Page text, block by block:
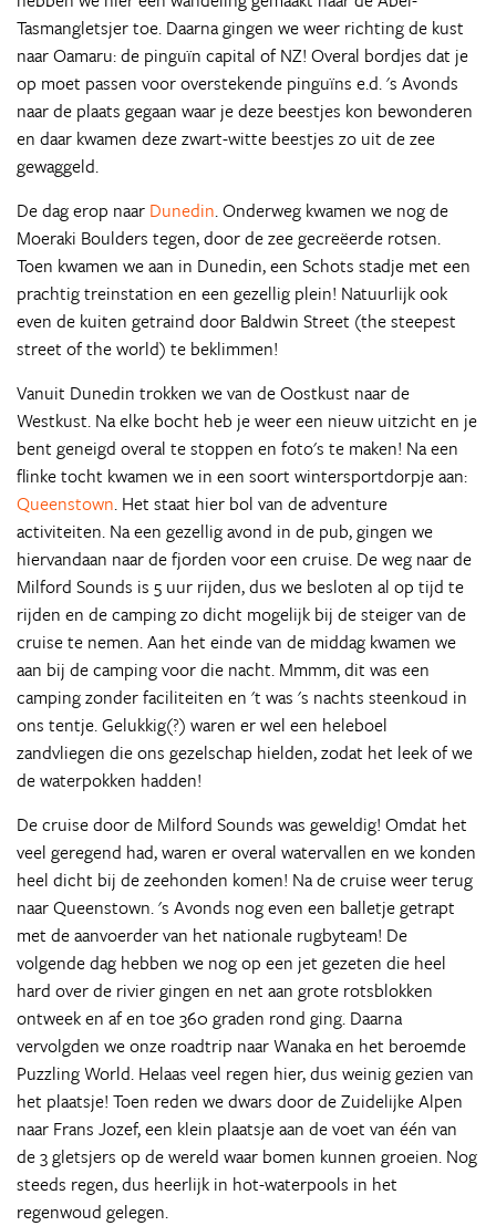
Tasmangletsjer toe. Daarna gingen we weer richting de kust
naar Oamaru: de pinguïn capital of NZ! Overal bordjes dat je
op moet passen voor overstekende pinguïns e.d. 's Avonds
naar de plaats gegaan waar je deze beestjes kon bewonderen
en daar kwamen deze zwart-witte beestjes zo uit de zee
gewaggeld.
De dag erop naar Dunedin. Onderweg kwamen we nog de
Moeraki Boulders tegen, door de zee gecreëerde rotsen.
Toen kwamen we aan in Dunedin, een Schots stadje met een
prachtig treinstation en een gezellig plein! Natuurlijk ook
even de kuiten getraind door Baldwin Street (the steepest
street of the world) te beklimmen!
Vanuit Dunedin trokken we van de Oostkust naar de
Westkust. Na elke bocht heb je weer een nieuw uitzicht en je
bent geneigd overal te stoppen en foto's te maken! Na een
flinke tocht kwamen we in een soort wintersportdorpje aan:
Queenstown. Het staat hier bol van de adventure
activiteiten. Na een gezellig avond in de pub, gingen we
hiervandaan naar de fjorden voor een cruise. De weg naar de
Milford Sounds is 5 uur rijden, dus we besloten al op tijd te
rijden en de camping zo dicht mogelijk bij de steiger van de
cruise te nemen. Aan het einde van de middag kwamen we
aan bij de camping voor die nacht. Mmmm, dit was een
camping zonder faciliteiten en 't was 's nachts steenkoud in
ons tentje. Gelukkig(?) waren er wel een heleboel
zandvliegen die ons gezelschap hielden, zodat het leek of we
de waterpokken hadden!
De cruise door de Milford Sounds was geweldig! Omdat het
veel geregend had, waren er overal watervallen en we konden
heel dicht bij de zeehonden komen! Na de cruise weer terug
naar Queenstown. 's Avonds nog even een balletje getrapt
met de aanvoerder van het nationale rugbyteam! De
volgende dag hebben we nog op een jet gezeten die heel
hard over de rivier gingen en net aan grote rotsblokken
ontweek en af en toe 360 graden rond ging. Daarna
vervolgden we onze roadtrip naar Wanaka en het beroemde
Puzzling World. Helaas veel regen hier, dus weinig gezien van
het plaatsje! Toen reden we dwars door de Zuidelijke Alpen
naar Frans Jozef, een klein plaatsje aan de voet van één van
de 3 gletsjers op de wereld waar bomen kunnen groeien. Nog
steeds regen, dus heerlijk in hot-waterpools in het
regenwoud gelegen.